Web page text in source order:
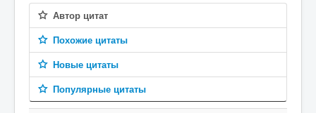
Автор цитат
Похожие цитаты
Новые цитаты
Популярные цитаты